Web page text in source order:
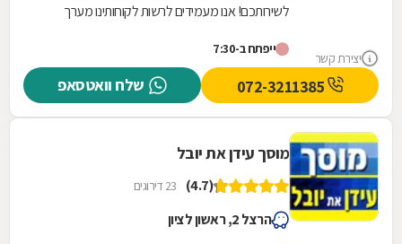
יצירת קשר
לשירותכם! אנו מעמידים לרשות לקוחותינו מערך
שנות...ייפתח ב-7:30
שלח וואטסאפ
מוסך עידן את יובל
(4.7) 23 דירוגים
הרצל 2, ראשון לציון